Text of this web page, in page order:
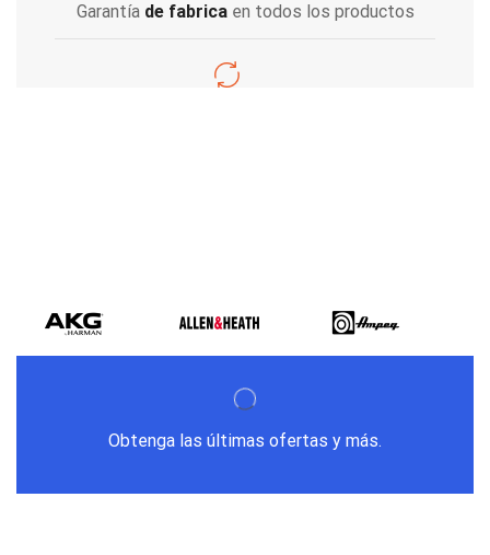
Garantía de fabricaen todos los productos
Obtenga las últimas ofertas y más.